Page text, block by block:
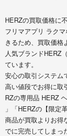
HERZの買取価格に
フリマアプリ ラク
きるため、買取価格
人気ブランドHERZ
ています。
安心の取引システム
高い値段でお得に取
RZの専用品 HERZ
」「HERZの【限定
商品が買取よりお得
でに完売してしまっ